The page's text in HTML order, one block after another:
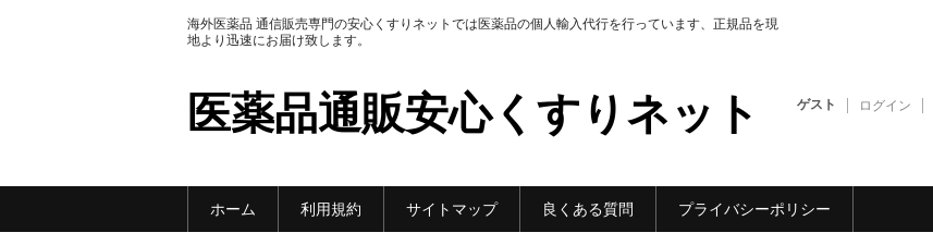
海外医薬品 通信販売専門の安心くすりネットでは医薬品の個人輸入代行を行っています、正規品を現
地より迅速にお届け致します。
医薬品通販安心くすりネット ゲスト ログイン
ホーム 利用規約 サイトマップ 良くある質問 プライバシーポリシー